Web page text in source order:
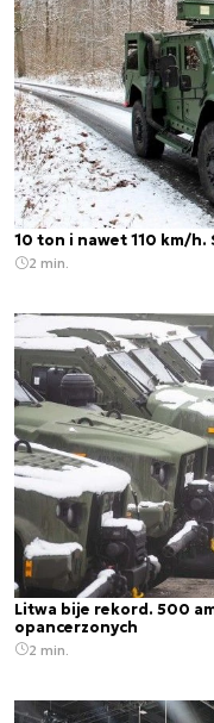
10 ton i nawet 110 km/h.
2 min.
Litwa bije rekord. 500
opancerzonych
2 min.